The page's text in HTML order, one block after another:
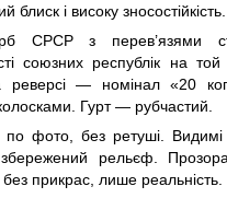
блиск і високу зносостійкість.
СРСР з перев’язями
союзних республік на
— номінал «20
Гурт — рубчастий.
фото, без ретуші. Видимі
рельєф.
прикрас, лише реальність.